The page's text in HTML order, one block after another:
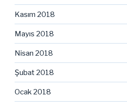
Kasım 2018
Mayıs 2018
Nisan 2018
Şubat 2018
Ocak 2018